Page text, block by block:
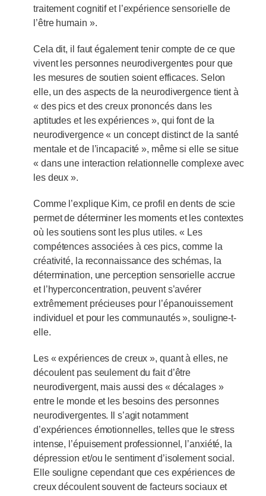
traitement cognitif et l’expérience sensorielle de
l’être humain ».
Cela dit, il faut également tenir compte de ce que
vivent les personnes neurodivergentes pour que
les mesures de soutien soient efficaces. Selon
elle, un des aspects de la neurodivergence tient à
« des pics et des creux prononcés dans les
aptitudes et les expériences », qui font de la
neurodivergence « un concept distinct de la santé
mentale et de l’incapacité », même si elle se situe
« dans une interaction relationnelle complexe avec
les deux ».
Comme l’explique Kim, ce profil en dents de scie
permet de déterminer les moments et les contextes
où les soutiens sont les plus utiles. « Les
compétences associées à ces pics, comme la
créativité, la reconnaissance des schémas, la
détermination, une perception sensorielle accrue
et l’hyperconcentration, peuvent s’avérer
extrêmement précieuses pour l’épanouissement
individuel et pour les communautés », souligne-t-
elle.
Les « expériences de creux », quant à elles, ne
découlent pas seulement du fait d’être
neurodivergent, mais aussi des « décalages »
entre le monde et les besoins des personnes
neurodivergentes. Il s’agit notamment
d’expériences émotionnelles, telles que le stress
intense, l’épuisement professionnel, l’anxiété, la
dépression et/ou le sentiment d’isolement social.
Elle souligne cependant que ces expériences de
creux découlent souvent de facteurs sociaux et